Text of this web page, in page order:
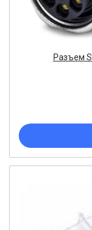
Разъем